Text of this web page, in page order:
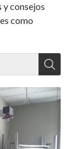
y consejos
como